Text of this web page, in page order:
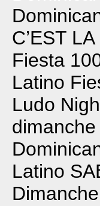
C’EST
Fiesta
Latino
Ludo
dimanche
Latino